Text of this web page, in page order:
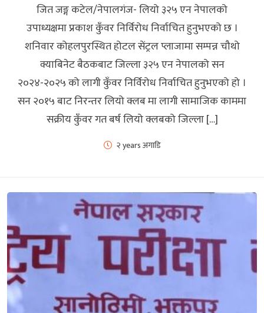
जित जङ्ग कटेल/नेपालगंज- लियो ३२५ एन नेपालको
उपाध्यक्षमा प्रकाश कुँवर निर्विरोध निर्वाचित हुनुभएको छ ।
शनिवार कोहलपुरस्थित होटल सेंट्रल प्लाजामा सम्पन्न चौथो
क्याबिनेट बैठकबाट जिल्ला ३२५ एन नेपालको सन
२०२४-२०२५ को लागी कुँवर निर्विरोध निर्वाचित हुनुभएको हो ।
सन २०१५ बाट निरन्तर लियो क्लब मा लागी सामाजिक काममा
सक्रीय कुँवर गत बर्ष लियो क्लबको जिल्ला […]
२ years अगाडि